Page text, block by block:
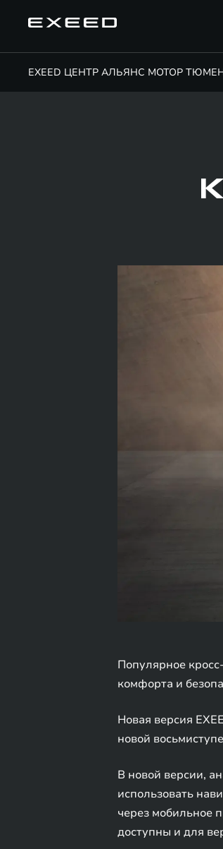
EXEED ЦЕНТР АЛЬЯНС МОТОР
Популярное
комфорта и
Новая версия
новой
В новой версии,
использовать
через мобильное
доступны и для